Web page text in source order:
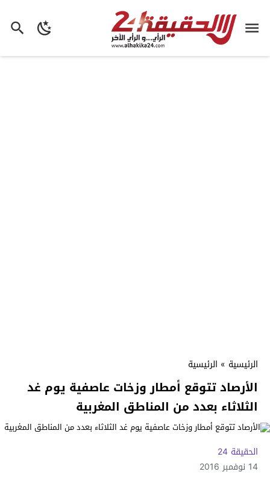
الرئيسية » الرئيسية
الأرصاد تتوقع أمطار وزخات عاصفية يوم غد
الثلاثاء بعدد من المناطق المغربية
الحقيقة 24
14 نوفمبر 2016